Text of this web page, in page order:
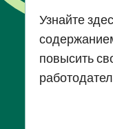
Узнайте
повысить